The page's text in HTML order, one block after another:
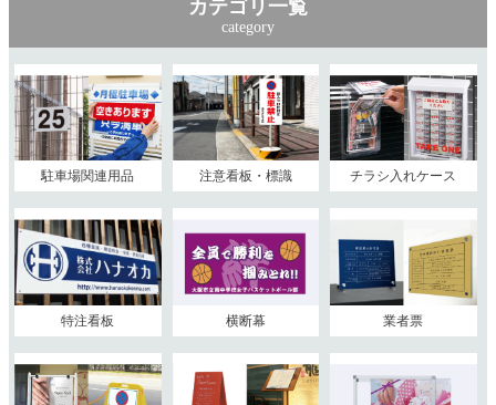
カテゴリ一覧
category
駐車場関連用品 注意看板・標識 チラシ入れケース
特注看板 横断幕 業者票